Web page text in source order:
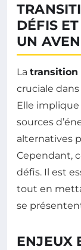
DÉFIS
UN
La transition
cruciale
Elle
sources
alternatives
Cependant,
défis. Il est
tout en
se
ENJEUX